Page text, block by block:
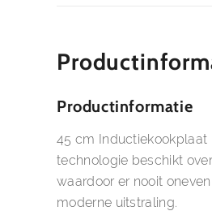
Productinformatie
45 cm Inductiekookplaat
technologie beschikt
waardoor er nooit
moderne uitstraling.